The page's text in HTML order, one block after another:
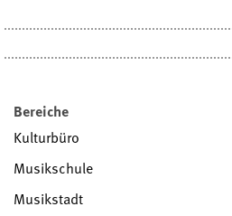
Stadtmuseum
Villa Bosch
Bereiche
Kulturbüro
Musikschule
Musikstadt